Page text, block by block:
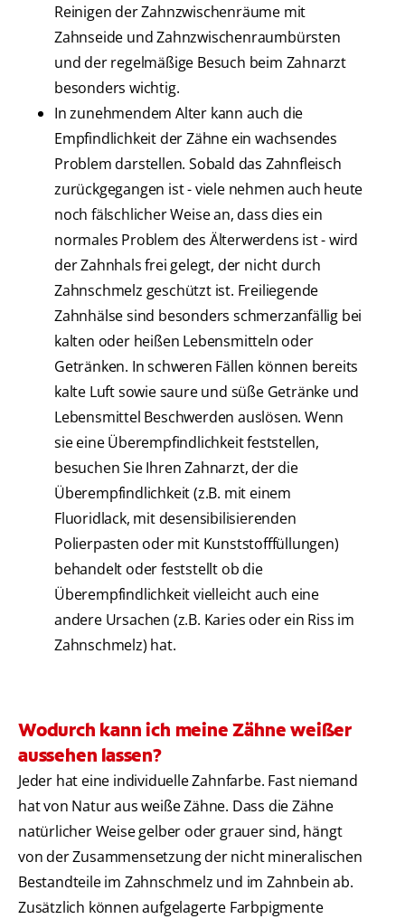
Reinigen der Zahnzwischenräume mit
Zahnseide und Zahnzwischenraumbürsten
und der regelmäßige Besuch beim Zahnarzt
besonders wichtig.
In zunehmendem Alter kann auch die
Empfindlichkeit der Zähne ein wachsendes
Problem darstellen. Sobald das Zahnfleisch
zurückgegangen ist - viele nehmen auch heute
noch fälschlicher Weise an, dass dies ein
normales Problem des Älterwerdens ist - wird
der Zahnhals frei gelegt, der nicht durch
Zahnschmelz geschützt ist. Freiliegende
Zahnhälse sind besonders schmerzanfällig bei
kalten oder heißen Lebensmitteln oder
Getränken. In schweren Fällen können bereits
kalte Luft sowie saure und süße Getränke und
Lebensmittel Beschwerden auslösen. Wenn
sie eine Überempfindlichkeit feststellen,
besuchen Sie Ihren Zahnarzt, der die
Überempfindlichkeit (z.B. mit einem
Fluoridlack, mit desensibilisierenden
Polierpasten oder mit Kunststofffüllungen)
behandelt oder feststellt ob die
Überempfindlichkeit vielleicht auch eine
andere Ursachen (z.B. Karies oder ein Riss im
Zahnschmelz) hat.
Wodurch kann ich meine Zähne weißer
aussehen lassen?
Jeder hat eine individuelle Zahnfarbe. Fast niemand
hat von Natur aus weiße Zähne. Dass die Zähne
natürlicher Weise gelber oder grauer sind, hängt
von der Zusammensetzung der nicht mineralischen
Bestandteile im Zahnschmelz und im Zahnbein ab.
Zusätzlich können aufgelagerte Farbpigmente